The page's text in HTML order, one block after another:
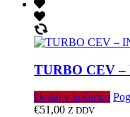
TURBO CEV –
Dodaj v košarico
€51,00 Z DDV